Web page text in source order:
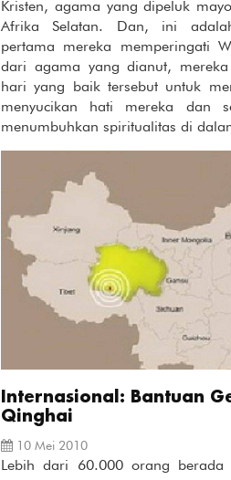
Kristen, agama yang dipeluk
Afrika Selatan. Dan, ini
pertama mereka memperingati
dari agama yang dianut, mereka
hari yang baik tersebut untuk
menyucikan hati mereka dan
menumbuhkan spiritualitas di
Internasional: Bantuan
Qinghai
10 Mei 2010
Lebih dari 60.000 orang berada